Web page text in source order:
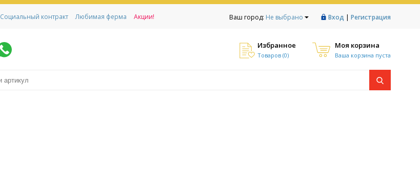
Ваш город: Не выбрано Вход | Регистрация
Социальный контракт Любимая ферма Акции!
Избранное
Товаров (0)
Моя корзина
Ваша корзина пуста